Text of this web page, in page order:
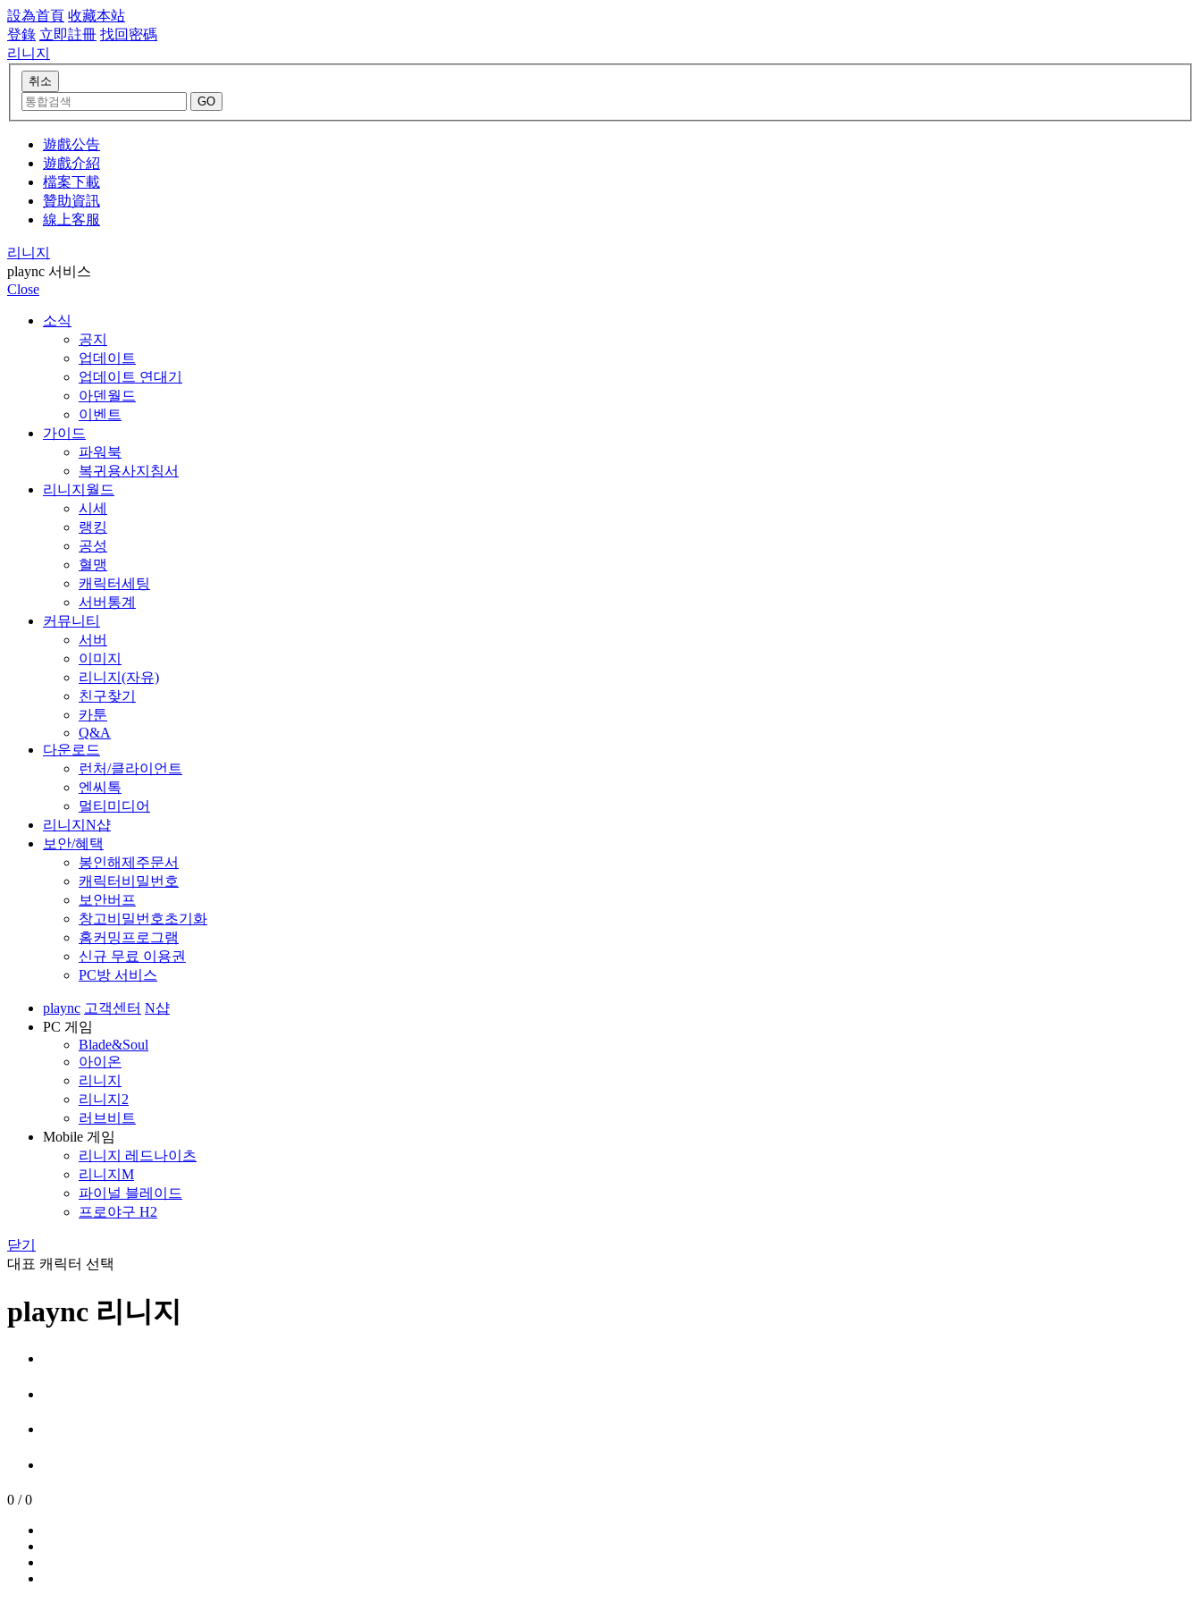
設為首頁 收藏本站
登錄 立即註冊 找回密碼
리니지
遊戲公告
遊戲介紹
檔案下載
贊助資訊
線上客服
리니지
plaync 서비스
Close
소식
공지
업데이트
업데이트 연대기
아덴월드
이벤트
가이드
파워북
복귀용사지침서
리니지월드
시세
랭킹
공성
혈맹
캐릭터세팅
서버통계
커뮤니티
서버
이미지
리니지(자유)
친구찾기
카툰
Q&A
다운로드
런처/클라이언트
엔씨톡
멀티미디어
리니지N샵
보안/혜택
봉인해제주문서
캐릭터비밀번호
보안버프
창고비밀번호초기화
홈커밍프로그램
신규 무료 이용권
PC방 서비스
plaync 고객센터 N샵
PC 게임
Blade&Soul
아이온
리니지
리니지2
러브비트
Mobile 게임
리니지 레드나이츠
리니지M
파이널 블레이드
프로야구 H2
닫기
대표 캐릭터 선택
plaync 리니지
0 / 0